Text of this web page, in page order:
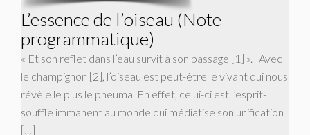
L’essence de l’oiseau (Note
programmatique)
« Et son reflet dans l’eau survit à son passage [1] ». Avec
le champignon [2], l’oiseau est peut-être le vivant qui nous
révèle le plus le pneuma. En effet, celui-ci est l’esprit-
souffle immanent au monde qui médiatise son unification
[…]